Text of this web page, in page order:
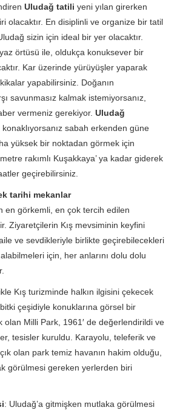
Uludağ tatiliyeni yılan girerken
olacaktır. En disiplinli ve organize bir tatil
sizin için ideal bir yer olacaktır.
örtüsü ile, oldukça konuksever bir
Kar üzerinde yürüyüşler yaparak
yapabilirsiniz. Doğanın
savunmasız kalmak istemiyorsanız,
vermeniz gerekiyor.Uludağ
konaklıyorsanız sabah erkenden güne
yüksek bir noktadan görmek için
rakımlı Kuşakkaya’ ya kadar giderek
geçirebilirsiniz.
tarihi mekanlar
en görkemli, en çok tercih edilen
Ziyaretçilerin Kış mevsiminin keyfini
ve sevdikleriyle birlikte geçirebilecekleri
için, her anlarını dolu dolu
Kış turizminde halkın ilgisini çekecek
çeşidiyle konuklarına görsel bir
olan Milli Park, 1961′ de değerlendirildi ve
tesisler kuruldu. Karayolu, teleferik ve
olan park temiz havanın hakim olduğu,
görülmesi gereken yerlerden biri
: Uludağ’a gitmişken mutlaka görülmesi